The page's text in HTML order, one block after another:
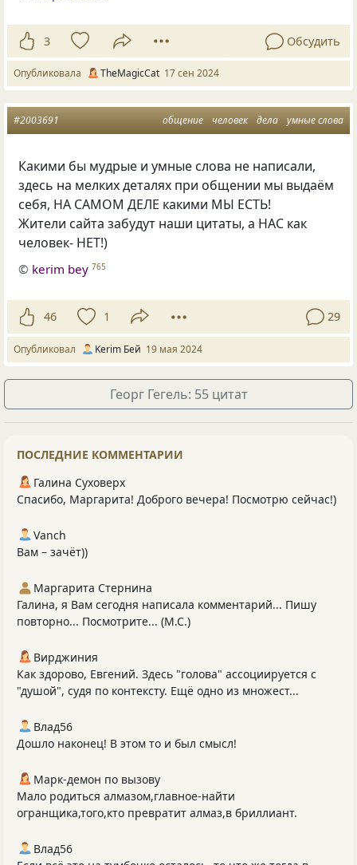
3 Обсудить
Опубликовала TheMagicCat 17 сен 2024
общение человек дела умные слова
#2003691
Какими бы мудрые и умные слова не написали,
здесь на мелких деталях при общении мы выдаём
себя, НА САМОМ ДЕЛЕ какими МЫ ЕСТЬ!
Жители сайта забудут наши цитаты, а НАС как
человек- НЕТ!)
© kerim bey 765
46 1 29
Опубликовал Kerim Бей 19 мая 2024
Георг Гегель: 55 цитат
ПОСЛЕДНИЕ КОММЕНТАРИИ
Галина Суховерх
Спасибо, Маргарита! Доброго вечера! Посмотрю сейчас!)
Vanch
Вам – зачёт))
Маргарита Стернина
Галина, я Вам сегодня написала комментарий... Пишу
повторно... Посмотрите... (М.С.)
Вирджиния
Как здорово, Евгений. Здесь "голова" ассоциируется с
"душой", судя по контексту. Ещё одно из множест...
Влад56
Дошло наконец! В этом то и был смысл!
Марк-демон по вызову
Мало родиться алмазом,главное-найти
огранщика,того,кто превратит алмаз,в бриллиант.
Влад56